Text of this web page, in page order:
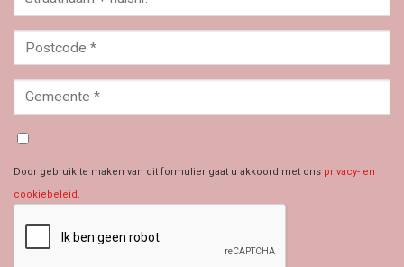
Door gebruik te maken van dit formulier gaat u akkoord met ons privacy- en
cookiebeleid .